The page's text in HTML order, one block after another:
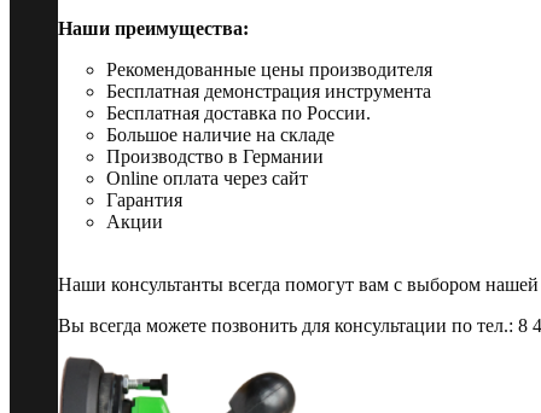
Наши преимущества:
Рекомендованные цены производителя
Бесплатная демонстрация инструмента
Бесплатная доставка по России.
Большое наличие на складе
Производство в Германии
Online оплата через сайт
Гарантия
Акции
Наши консультанты всегда помогут вам с выбором
Вы всегда можете позвонить для консультации по тел.: